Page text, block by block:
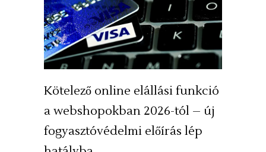
Kötelező online elállási funkció
a webshopokban 2026-tól – új
fogyasztóvédelmi előírás lép